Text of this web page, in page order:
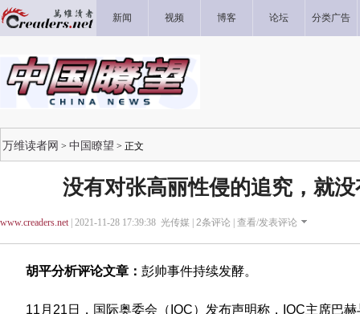
新闻 视频 博客 论坛 分类广告
万维读者网 > 中国瞭望 > 正文
没有对张高丽性侵的追究，就
www.creaders.net| 2021-11-28 17:39:38 光传媒 | 2条评论 | 查看/发表评论
胡平分析评论文章： 彭帅事件持续发酵。
11月21日，国际奥委会（IOC）发布声明称，IOC主席巴赫